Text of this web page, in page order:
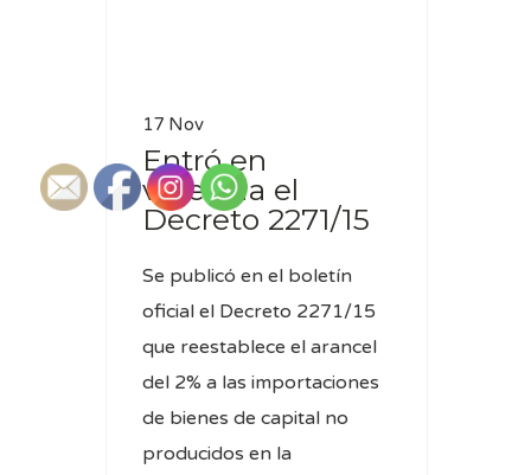
17 Nov
Entró en
vigencia el
Decreto 2271/15
Se publicó en el boletín
oficial el Decreto 2271/15
que reestablece el arancel
del 2% a las importaciones
de bienes de capital no
producidos en la